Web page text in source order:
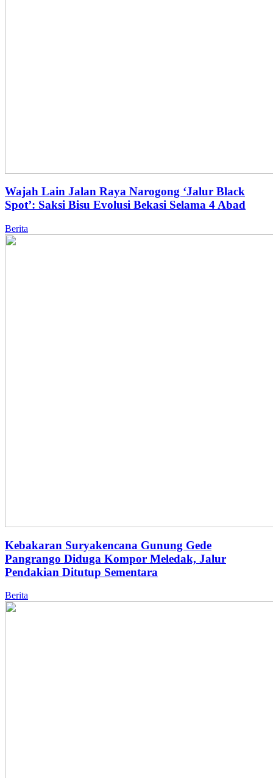
Wajah Lain Jalan Raya Narogong ‘Jalur Black
Spot’: Saksi Bisu Evolusi Bekasi Selama 4 Abad
Berita
Kebakaran Suryakencana Gunung Gede
Pangrango Diduga Kompor Meledak, Jalur
Pendakian Ditutup Sementara
Berita